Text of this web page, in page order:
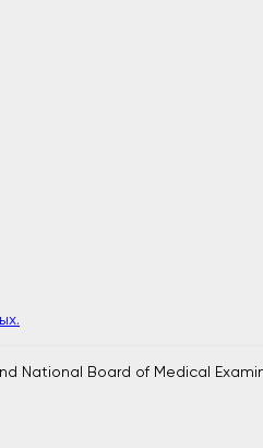
National Board of Medical